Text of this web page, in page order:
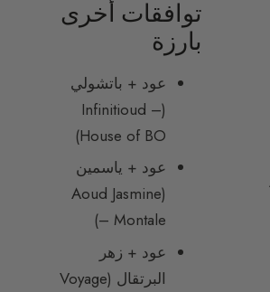
توافقات أخرى
بارزة
عود + باتشولي
(Infinitioud –
House of BO)
عود + ياسمين
(Aoud Jasmine
– Montale)
عود + زهر
البرتقال (Voyage